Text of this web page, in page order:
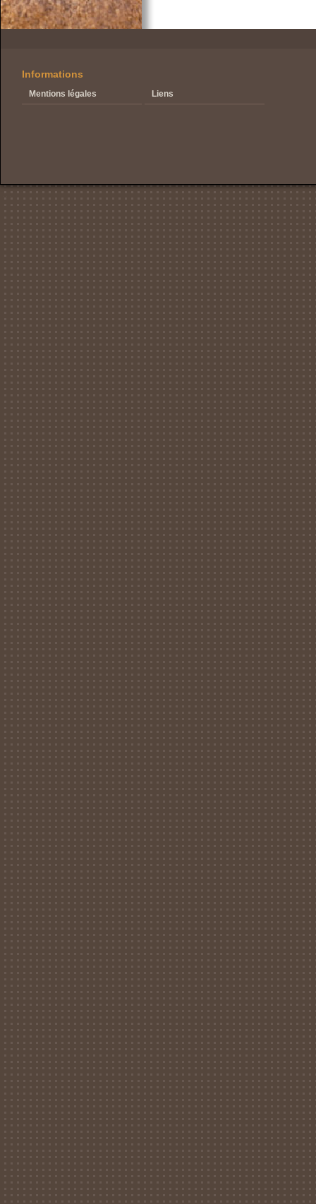
Informations
Mentions légales Liens